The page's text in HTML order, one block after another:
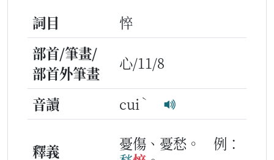
詞目
悴
部首/筆畫/
部首外筆畫
心/11/8
音讀 cui ˋ
釋義 憂傷、憂愁。
例：